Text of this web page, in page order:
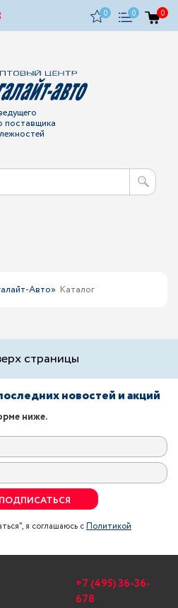
0 0 0
поставщика
Авто» Каталог
страницы
новостей и акций
ниже.
ПОДПИСАТЬСЯ
я соглашаюсь сПолитикой
+7 (495) 36-36-
678